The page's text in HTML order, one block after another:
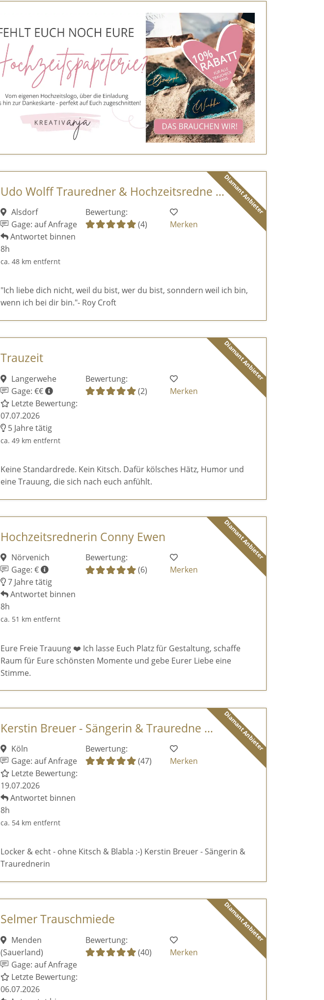
Diamant Anbieter
Udo Wolff Trauredner & Hochzeitsredne ...
Alsdorf
Gage: auf Anfrage
Antwortet binnen
8h
ca. 48 km entfernt
Bewertung:
(4)
Merken
"Ich liebe dich nicht, weil du bist, wer du bist, sonndern weil ich bin,
wenn ich bei dir bin."- Roy Croft
Diamant Anbieter
Trauzeit
Langerwehe
Gage: €€
Letzte Bewertung:
07.07.2026
5 Jahre tätig
ca. 49 km entfernt
Bewertung:
(2)
Merken
Keine Standardrede. Kein Kitsch. Dafür kölsches Hätz, Humor und
eine Trauung, die sich nach euch anfühlt.
Diamant Anbieter
Hochzeitsrednerin Conny Ewen
Nörvenich
Gage: €
7 Jahre tätig
Antwortet binnen
8h
ca. 51 km entfernt
Bewertung:
(6)
Merken
Eure Freie Trauung ❤️ Ich lasse Euch Platz für Gestaltung, schaffe
Raum für Eure schönsten Momente und gebe Eurer Liebe eine
Stimme.
Diamant Anbieter
Kerstin Breuer - Sängerin & Trauredne ...
Köln
Gage: auf Anfrage
Letzte Bewertung:
19.07.2026
Antwortet binnen
8h
ca. 54 km entfernt
Bewertung:
(47)
Merken
Locker & echt - ohne Kitsch & Blabla :-) Kerstin Breuer - Sängerin &
Traurednerin
Diamant Anbieter
Selmer Trauschmiede
Menden
(Sauerland)
Gage: auf Anfrage
Letzte Bewertung:
06.07.2026
Bewertung:
(40)
Merken